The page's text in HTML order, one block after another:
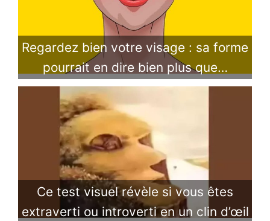
Regardez bien votre visage : sa forme
pourrait en dire bien plus que…
Ce test visuel révèle si vous êtes
extraverti ou introverti en un clin d’œil